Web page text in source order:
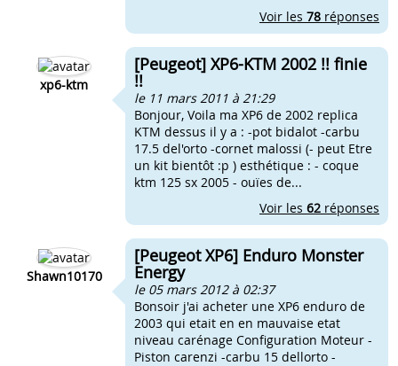
Voir les 78 réponses
xp6-ktm
[Peugeot] XP6-KTM 2002 !! finie
!!
le 11 mars 2011 à 21:29
Bonjour, Voila ma XP6 de 2002 replica
KTM dessus il y a : -pot bidalot -carbu
17.5 del'orto -cornet malossi (- peut Etre
un kit bientôt :p ) esthétique : - coque
ktm 125 sx 2005 - ouïes de...
Voir les 62 réponses
Shawn10170
[Peugeot XP6] Enduro Monster
Energy
le 05 mars 2012 à 02:37
Bonsoir j'ai acheter une XP6 enduro de
2003 qui etait en en mauvaise etat
niveau carénage Configuration Moteur -
Piston carenzi -carbu 15 dellorto -